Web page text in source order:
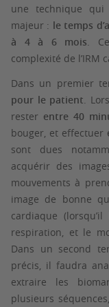
une technique
majeur : le temps
à 4 à 6 mois.
complexité de l’IRM
Dans un premier
pour le patient.
rester entre 40
bouger, et effectuer
sont dues
acquérir des
mouvements à
image de bonne
cardiaque
respiration, et le
Dans un second
précis, il faudra
extraire les
plusieurs